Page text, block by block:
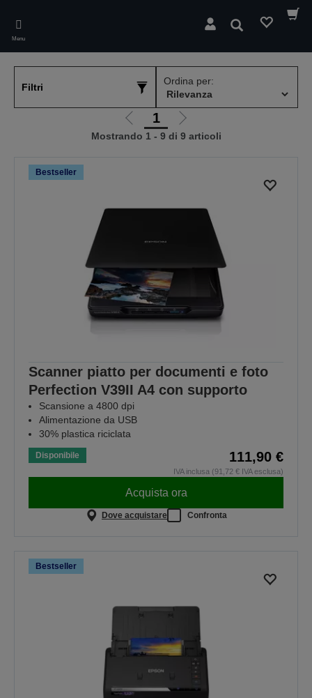
main
content
Menu
Cerca
Filtri
Ordina per:
Vai
alla
1
Vai
alla
Mostrando 1 - 9 di 9 articoli
Bestseller
Scanner piatto per documenti e foto
Perfection V39II A4 con supporto
Scansione a 4800 dpi
Alimentazione da USB
30% plastica riciclata
Disponibile 111,90 €
IVA inclusa (91,72 € IVA esclusa)
Acquista ora
Dove acquistare Confronta
Bestseller